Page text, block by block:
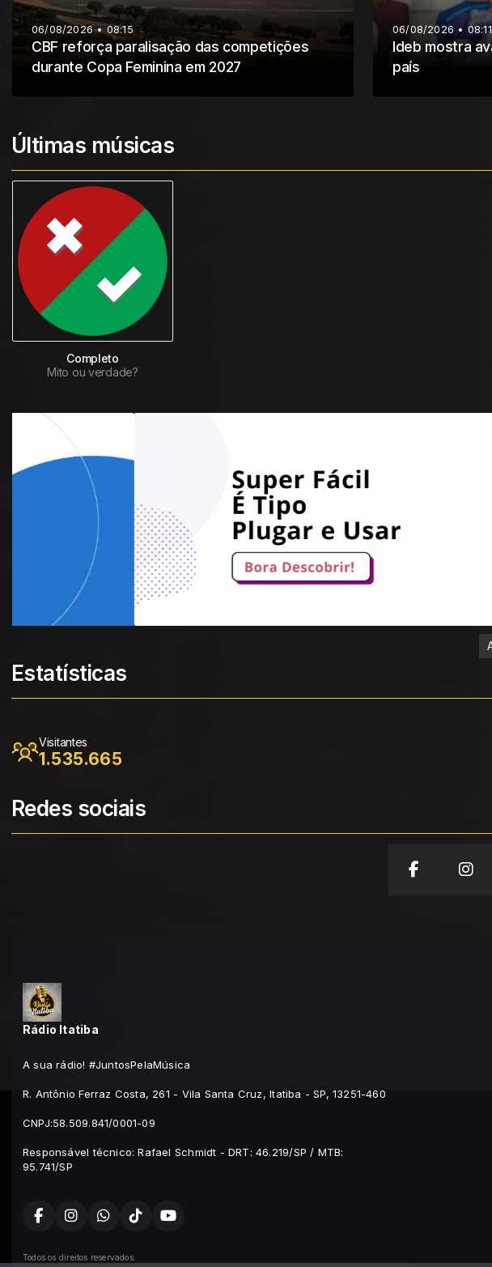
06/08/2026 • 08:15
CBF reforça paralisação das competições
durante Copa Feminina em 2027
06/08/2026 • 08:11
Ideb mostra
país
Últimas músicas
Mito ou verdade?
Completo
Estatísticas
Visitantes
1.535.665
Redes sociais
Rádio Itatiba
A sua rádio! #JuntosPelaMúsica
R. Antônio Ferraz Costa, 261 - Vila Santa Cruz, Itatiba - SP, 13251-460
CNPJ:58.509.841/0001-09
Responsável técnico: Rafael Schmidt - DRT: 46.219/SP / MTB:
95.741/SP
Todos os direitos reservados.